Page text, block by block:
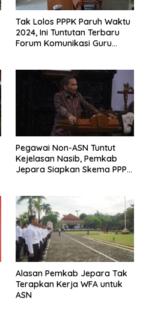
Tak Lolos PPPK Paruh Waktu
2024, Ini Tuntutan Terbaru
Forum Komunikasi Guru
Pegawai Non-ASN Tuntut
Kejelasan Nasib, Pemkab
Jepara Siapkan Skema PPPK
Alasan Pemkab Jepara Tak
Terapkan Kerja WFA untuk
ASN